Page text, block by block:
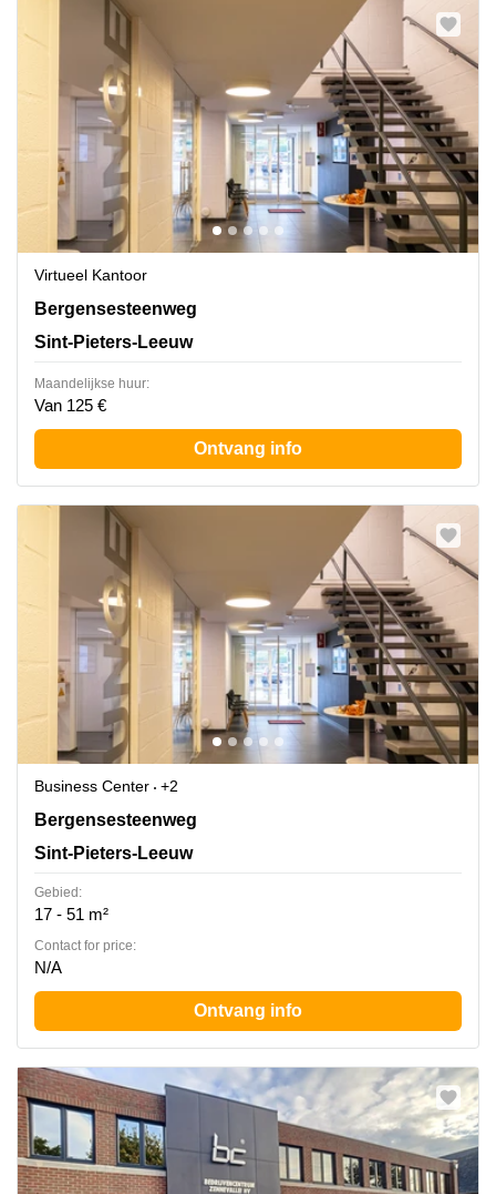
Virtueel Kantoor
Bergensesteenweg 709, Sint-Pieters-Leeuw
Bergensesteenweg
Sint-Pieters-Leeuw
Maandelijkse huur:
Van 125 €
Ontvang info
Business Center
+2
Bergensesteenweg 709, Sint-Pieters-Leeuw
Bergensesteenweg
Sint-Pieters-Leeuw
Gebied:
17 - 51 m²
Contact for price:
N/A
Ontvang info